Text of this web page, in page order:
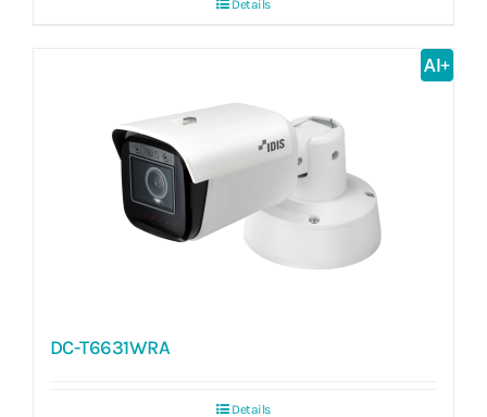
Details
AI+
DC-T6631WRA
Details